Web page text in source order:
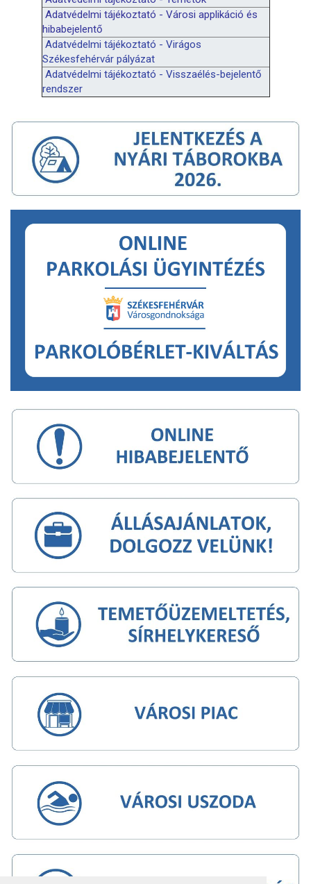
Adatvédelmi tájékoztató - Városi applikáció és
hibabejelentő
Adatvédelmi tájékoztató - Virágos
Székesfehérvár pályázat
Adatvédelmi tájékoztató - Visszaélés-bejelentő
rendszer